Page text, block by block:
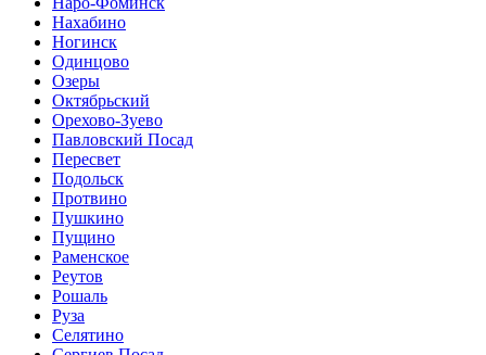
Нахабино
Ногинск
Одинцово
Озеры
Октябрьский
Орехово-Зуево
Павловский Посад
Пересвет
Подольск
Протвино
Пушкино
Пущино
Раменское
Реутов
Рошаль
Руза
Селятино